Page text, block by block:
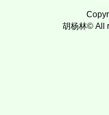
胡杨林© All